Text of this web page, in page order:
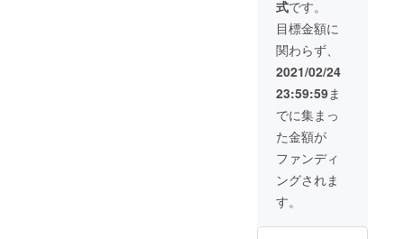
式です。
目標金額に
関わらず、
2021/02/24
23:59:59ま
でに集まっ
た金額が
ファンディ
ングされま
す。